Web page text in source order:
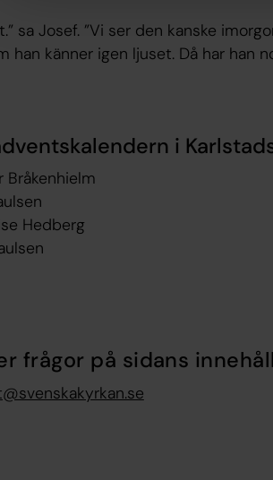
sa Josef. ”Vi ser den kanske
han känner igen ljuset. Då har han
i
Bråkenhielm
Hedberg
frågor på sidans